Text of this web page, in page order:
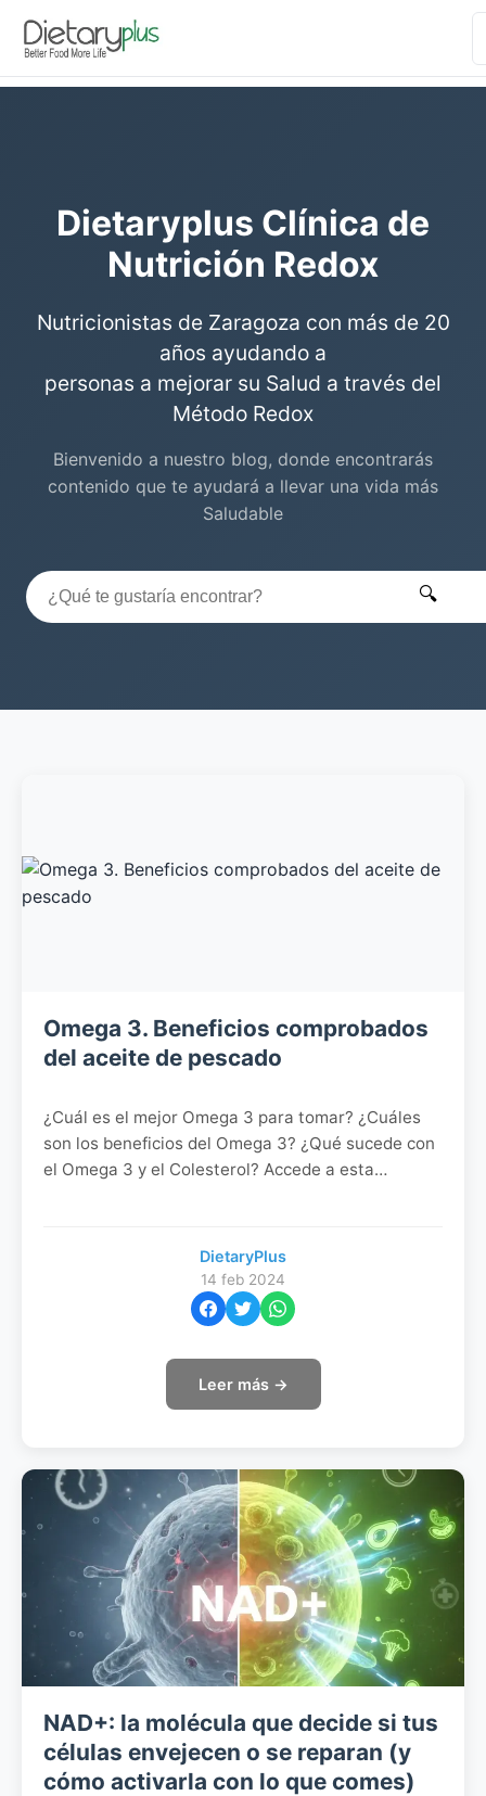
Dietaryplus Clínica de
Nutrición Redox
Nutricionistas de Zaragoza con más de 20
años ayudando a
personas a mejorar su Salud a través del
Método Redox
Bienvenido a nuestro blog, donde encontrarás
contenido que te ayudará a llevar una vida más
Saludable
🔍
Omega 3. Beneficios comprobados
del aceite de pescado
¿Cuál es el mejor Omega 3 para tomar? ¿Cuáles
son los beneficios del Omega 3? ¿Qué sucede con
el Omega 3 y el Colesterol? Accede a esta
DietaryPlus
14 feb 2024
Leer más →
NAD+: la molécula que decide si tus
células envejecen o se reparan (y
cómo activarla con lo que comes)